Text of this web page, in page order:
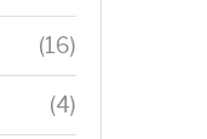
(16)
(4)